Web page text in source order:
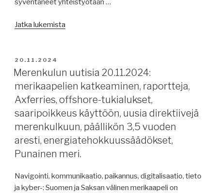
syventäneet yhteistyötään …
Jatka lukemista
odottaa,
NAPA,
4891,
merenkulkijoiden
terveys,
kiertotalous
satamissa
hanke,
vetykäyttöisen
JULKAISTU
20.11.2024
Merenkulun uutisia 20.11.2024:
merikaapelien katkeaminen, raportteja,
Axferries, offshore-tukialukset,
saaripoikkeus käyttöön, uusia direktiivejä
merenkulkuun, päällikön 3,5 vuoden
aresti, energiatehokkuussäädökset,
Punainen meri.
Navigointi, kommunikaatio, paikannus, digitalisaatio, tieto
ja kyber-: Suomen ja Saksan välinen merikaapeli on